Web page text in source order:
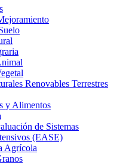
Renovables Terrestres
y Alimentos
de Sistemas
(EASE)
Agrícola